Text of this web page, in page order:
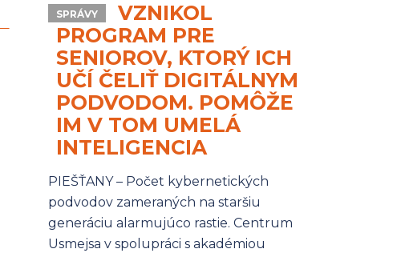
SPRÁVY
VZNIKOL
PROGRAM PRE
SENIOROV, KTORÝ ICH
UČÍ ČELIŤ DIGITÁLNYM
PODVODOM. POMÔŽE
IM V TOM UMELÁ
INTELIGENCIA
PIEŠŤANY – Počet kybernetických
podvodov zameraných na staršiu
generáciu alarmujúco rastie. Centrum
Usmejsa v spolupráci s akadémiou